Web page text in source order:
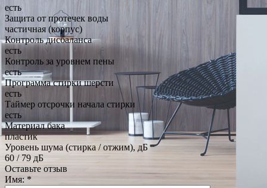
есть
Защита от протечек воды
частичная (корпус)
Контроль дисбаланса
есть
Контроль за уровнем пены
есть
Программа стирки шерсти
есть
Таймер отсрочки начала стирки
есть
Материал бака
пластик
Уровень шума (стирка / отжим), дБ
60 / 79 дБ
Оставьте отзыв
Имя: *